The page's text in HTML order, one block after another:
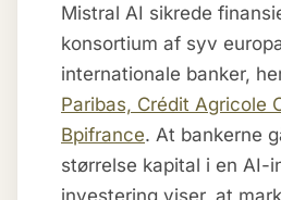
Mistral AI sikrede
konsortium af syv
internationale banker,
Paribas, Crédit Agricole
Bpifrance. At bankerne
størrelse kapital i en AI-
investering viser, at